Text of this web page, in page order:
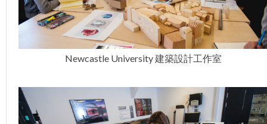
Newcastle University 建築設計工作室